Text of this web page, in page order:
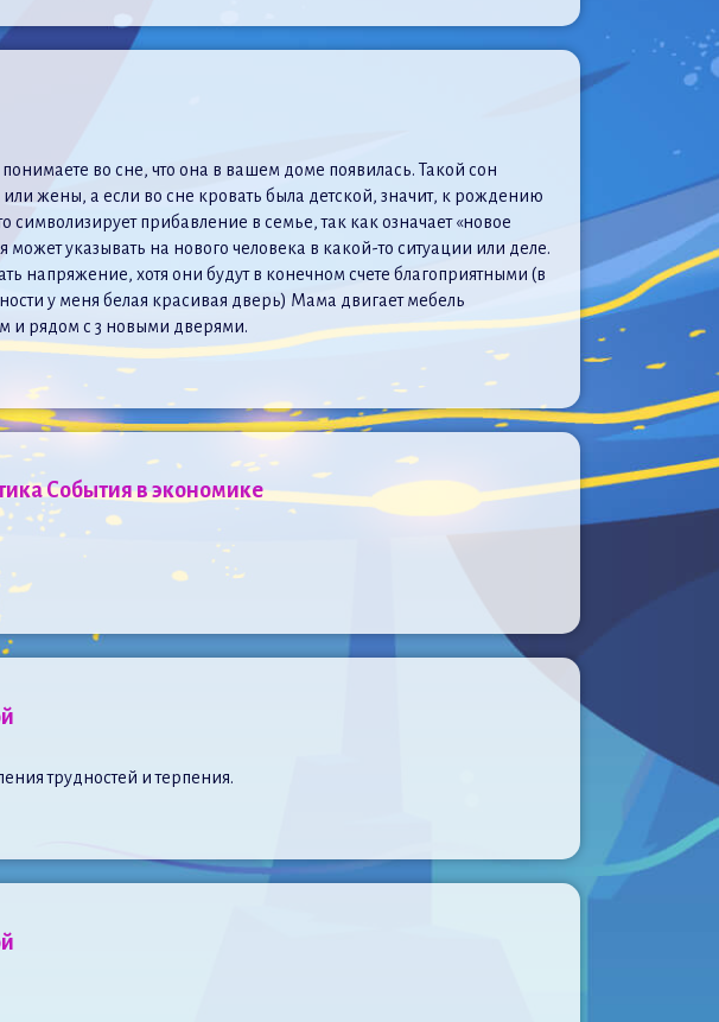
во сне, что она в вашем доме появилась. Такой сон
или жены, а если во сне кровать была детской, значит, к рождению
прибавление в семье, так как означает «новое
указывать на нового человека в какой-то ситуации или деле.
напряжение, хотя они будут в конечном счете благоприятными (в
у меня белая красивая дверь) Мама двигает мебель
и рядом с 3 новыми дверями.
События в экономике
трудностей и терпения.